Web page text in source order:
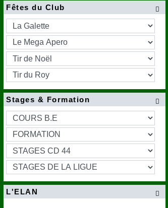

Fêtes du Club

Stages & Formation

L'ELAN